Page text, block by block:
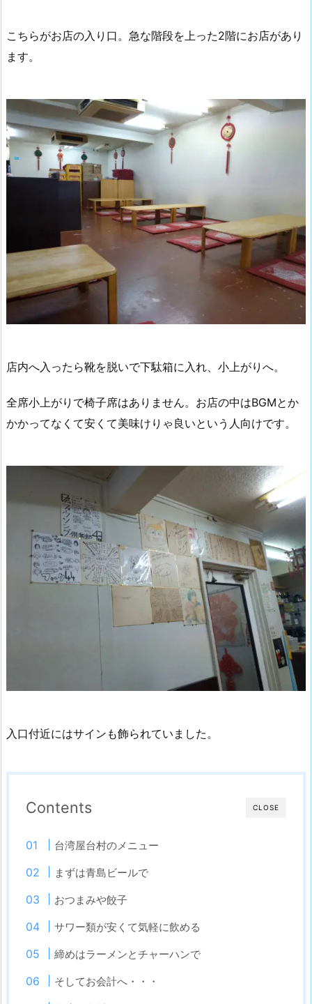
こちらがお店の入り口。急な階段を上った2階にお店があり
ます。
店内へ入ったら靴を脱いで下駄箱に入れ、小上がりへ。
全席小上がりで椅子席はありません。お店の中はBGMとか
かかってなくて安くて美味けりゃ良いという人向けです。
入口付近にはサインも飾られていました。
CLOSE
Contents
台湾屋台村のメニュー
まずは青島ビールで
おつまみや餃子
サワー類が安くて気軽に飲める
締めはラーメンとチャーハンで
そしてお会計へ・・・